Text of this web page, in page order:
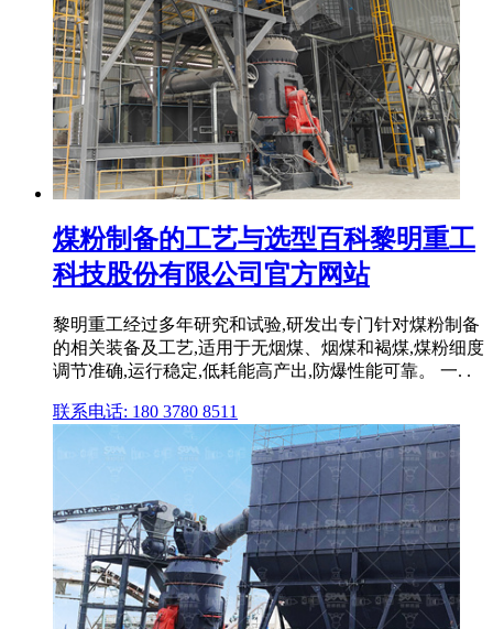
煤粉制备的工艺与选型百科黎明重工
科技股份有限公司官方网站
黎明重工经过多年研究和试验,研发出专门针对煤粉制备
的相关装备及工艺,适用于无烟煤、烟煤和褐煤,煤粉细度
调节准确,运行稳定,低耗能高产出,防爆性能可靠。 一. .
联系电话: 180 3780 8511